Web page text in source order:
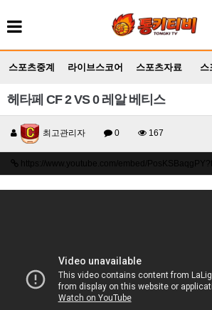
스포츠중계 라이브스코어 스포츠자료 스
헤타페 CF 2 VS 0 레알 베티스
최고관리자 0 167
https://www.youtube.com/embed/